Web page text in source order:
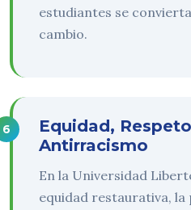
estudiantes se
cambio.
Equidad,
Antirracismo
En la Universidad
equidad restaurativa,